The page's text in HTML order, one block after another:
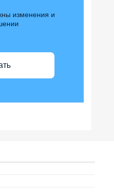
изменения и